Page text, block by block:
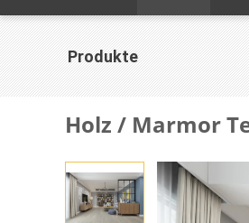
Produkte
Holz / Marmor